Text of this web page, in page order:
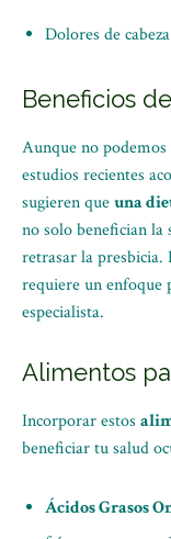
Dolores de cabeza
Beneficios
Aunque no
estudios recientes
sugieren queuna
no solo benefician la
retrasar la presbicia.
requiere un enfoque
especialista.
Alimentos
Incorporar estos
beneficiar tu salud
Ácidos Grasos